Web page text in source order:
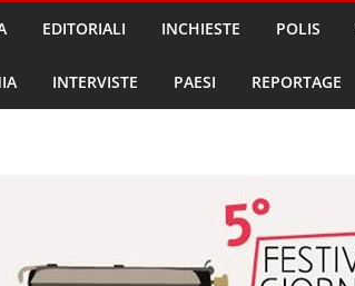
EDITORIALI INCHIESTE POLIS
INTERVISTE PAESI REPORTAGE